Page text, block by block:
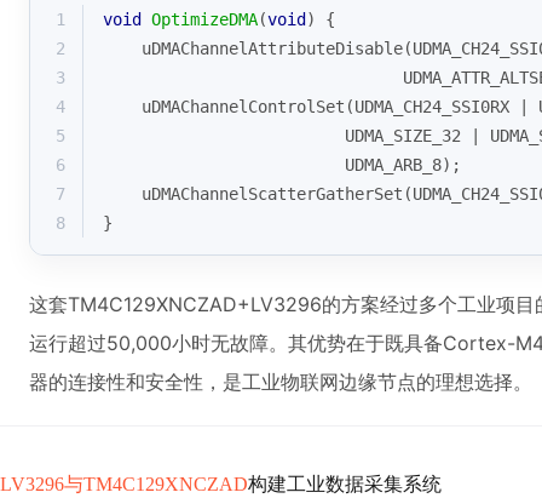
1 void OptimizeDMA(void )
{
2
3
4
uDMAChannelControlSet(UDMA_CH24_SSI0RX |
5
UDMA_SIZE_32 |
6
                         UDMA_ARB_8);
7
8
}
这套TM4C129XNCZAD+LV3296的方案经过多个工业项
运行超过50,000小时无故障。其优势在于既具备Cortex-
器的连接性和安全性，是工业物联网边缘节点的理想选择。
LV3296与TM4C129XNCZAD构建工业数据采集系统